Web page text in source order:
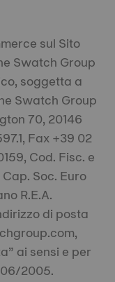
sul Sito
Swatch Group
soggetta a
Swatch Group
70, 20146
Fax +39 02
Cod. Fisc. e
Soc. Euro
R.E.A.
di posta
ai sensi e per
2005.